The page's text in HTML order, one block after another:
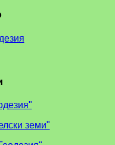
земи"